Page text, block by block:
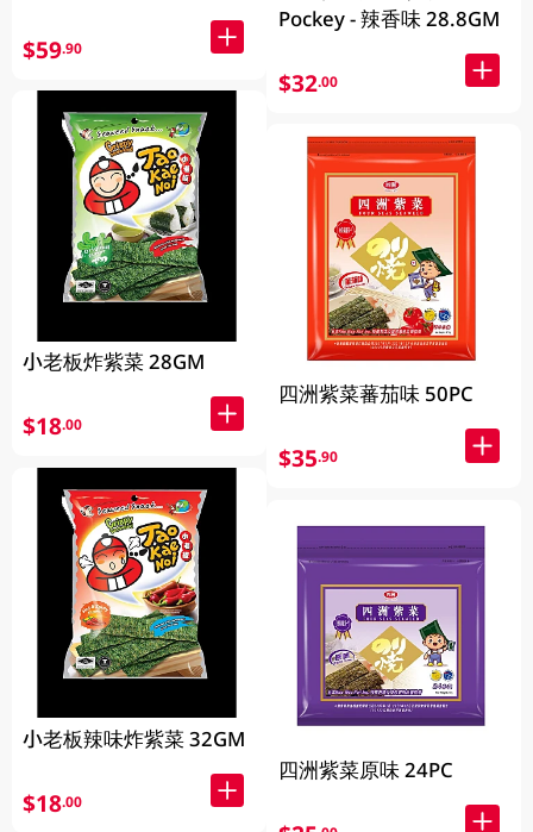
$59.90
小老板炸紫菜 28GM
$18.00
小老板辣味炸紫菜 32GM
$18.00
Pockey - 辣香味 28.8GM
$32.00
四洲紫菜蕃茄味 50PC
$35.90
四洲紫菜原味 24PC